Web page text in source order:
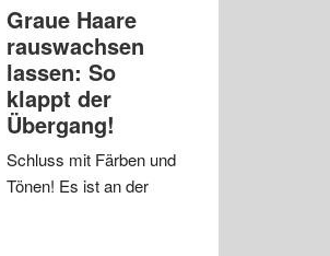
Graue Haare
rauswachsen
lassen: So
klappt der
Übergang!
Schluss mit Färben und
Tönen! Es ist an der